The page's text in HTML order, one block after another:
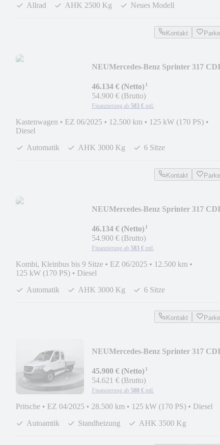
Allrad
AHK 2500 Kg Neues Modell
Kontakt
NEUMercedes-Benz Sprinter 317 CDI
9GT*STHZG*AH
46.134 € (Netto)¹
54.900 € (Brutto)
Finanzierung ab 583 € mtl.
Kastenwagen • EZ 06/2025 • 12.500 km • 125 kW (170 PS) •
Diesel
Automatik
AHK 3000 Kg 6 Sitze
Kontakt
NEUMercedes-Benz Sprinter 317 CDI
9GT*STHZG*AH
46.134 € (Netto)¹
54.900 € (Brutto)
Finanzierung ab 583 € mtl.
Kombi, Kleinbus bis 9 Sitze • EZ 06/2025 • 12.500 km •
125 kW (170 PS) • Diesel
Automatik
AHK 3000 Kg 6 Sitze
Kontakt
NEUMercedes-Benz Sprinter 317 CDI
45.900 € (Netto)¹
54.621 € (Brutto)
Finanzierung ab 580 € mtl.
Pritsche • EZ 04/2025 • 28.500 km • 125 kW (170 PS) • Diesel
Autoamtik
Standheizung AHK 3500 Kg